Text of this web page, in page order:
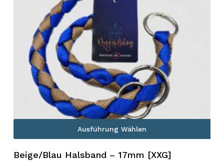
Ausführung Wählen
Beige/Blau Halsband – 17mm [XXG]